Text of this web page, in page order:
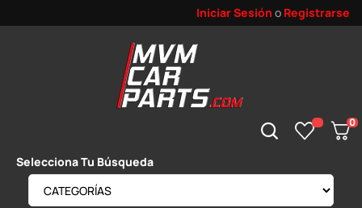
Iniciar Sesión o Registrarse
0
Selecciona Tu Búsqueda